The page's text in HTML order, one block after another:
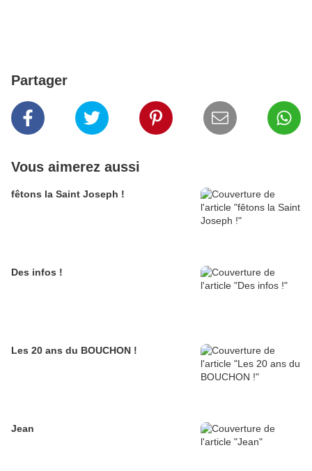
Partager
Vous aimerez aussi
fêtons la Saint Joseph !
Des infos !
Les 20 ans du BOUCHON !
Jean